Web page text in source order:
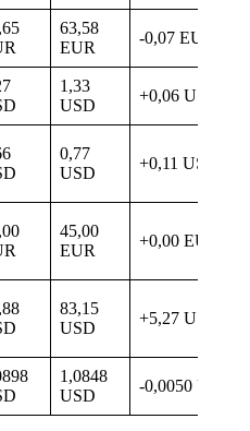
63,58
EUR
-0,07 EUR
1,33
USD
+0,06 USD
0,77
USD
+0,11 USD
45,00
EUR
+0,00 EUR
83,15
USD
+5,27 USD
1,0848
USD
-0,0050 USD